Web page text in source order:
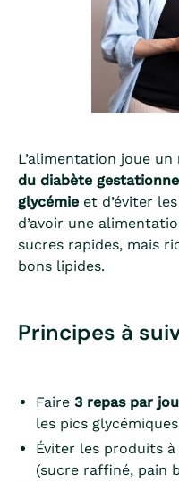
L’alimentation joue un
du diabète
glycémie et d’éviter
d’avoir une
sucres rapides, mais
bons lipides.
Principes à
Faire 3 repas par
les pics
Éviter les produits
(sucre raffiné, pain